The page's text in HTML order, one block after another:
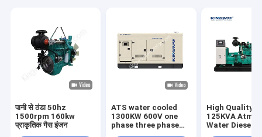
पानी से ठंडा 50hz
1500rpm 160kw
प्राकृतिक गैस इंजन
ATS water cooled
1300KW 600V one
phase three phase
High Quality
125KVA
Water Diesel